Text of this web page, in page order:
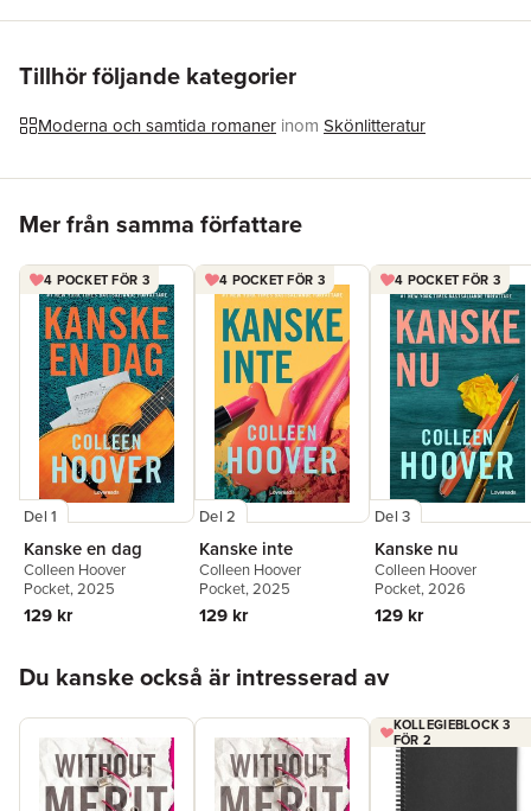
Tillhör följande kategorier
Moderna och samtida romaner inom Skönlitteratur
Mer från samma författare
4 POCKET FÖR 3
Del 1
Kanske en dag
Colleen Hoover
Pocket, 2025
129 kr
4 POCKET FÖR 3
Del 2
Kanske inte
Colleen Hoover
Pocket, 2025
129 kr
4 POCKET FÖR 3
Del 3
Kanske nu
Colleen Hoover
Pocket, 2026
129 kr
Du kanske också är intresserad av
KOLLEGIEBLOCK 3
FÖR 2